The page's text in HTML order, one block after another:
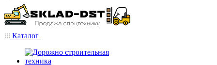
Каталог